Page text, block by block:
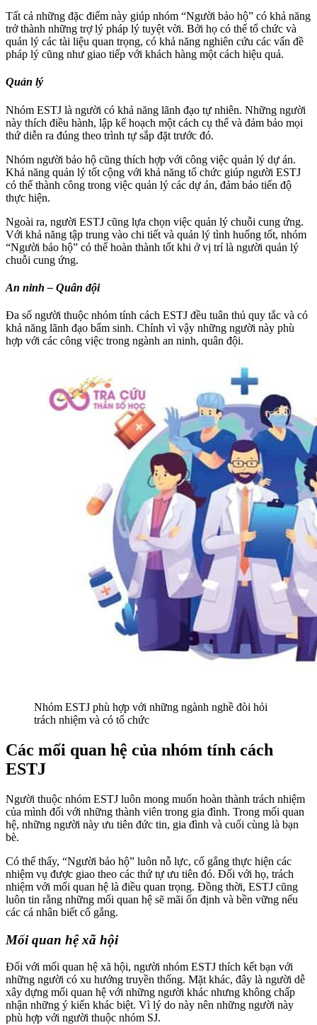
Tất cả những đặc điểm này giúp nhóm “Người bảo hộ” có khả năng
trở thành những trợ lý pháp lý tuyệt vời. Bởi họ có thể tổ chức và
quản lý các tài liệu quan trọng, có khả năng nghiên cứu các vấn đề
pháp lý cũng như giao tiếp với khách hàng một cách hiệu quả.
Quản lý
Nhóm ESTJ là người có khả năng lãnh đạo tự nhiên. Những người
này thích điều hành, lập kế hoạch một cách cụ thể và đảm bảo mọi
thứ diễn ra đúng theo trình tự sắp đặt trước đó.
Nhóm người bảo hộ cũng thích hợp với công việc quản lý dự án.
Khả năng quản lý tốt cộng với khả năng tổ chức giúp người ESTJ
có thể thành công trong việc quản lý các dự án, đảm bảo tiến độ
thực hiện.
Ngoài ra, người ESTJ cũng lựa chọn việc quản lý chuỗi cung ứng.
Với khả năng tập trung vào chi tiết và quản lý tình huống tốt, nhóm
“Người bảo hộ” có thể hoàn thành tốt khi ở vị trí là người quản lý
chuỗi cung ứng.
An ninh – Quân đội
Đa số người thuộc nhóm tính cách ESTJ đều tuân thủ quy tắc và có
khả năng lãnh đạo bẩm sinh. Chính vì vậy những người này phù
hợp với các công việc trong ngành an ninh, quân đội.
Nhóm ESTJ phù hợp với những ngành nghề đòi hỏi
trách nhiệm và có tổ chức
Các mối quan hệ của nhóm tính cách
ESTJ
Người thuộc nhóm ESTJ luôn mong muốn hoàn thành trách nhiệm
của mình đối với những thành viên trong gia đình. Trong mối quan
hệ, những người này ưu tiên đức tin, gia đình và cuối cùng là bạn
bè.
Có thể thấy, “Người bảo hộ” luôn nỗ lực, cố gắng thực hiện các
nhiệm vụ được giao theo các thứ tự ưu tiên đó. Đối với họ, trách
nhiệm với mối quan hệ là điều quan trọng. Đồng thời, ESTJ cũng
luôn tin rằng những mối quan hệ sẽ mãi ổn định và bền vững nếu
các cá nhân biết cố gắng.
Mối quan hệ xã hội
Đối với mối quan hệ xã hội, người nhóm ESTJ thích kết bạn với
những người có xu hướng truyền thống. Mặt khác, đây là người dễ
xây dựng mối quan hệ với những người khác nhưng không chấp
nhận những ý kiến khác biệt. Vì lý do này nên những người này
phù hợp với người thuộc nhóm SJ.